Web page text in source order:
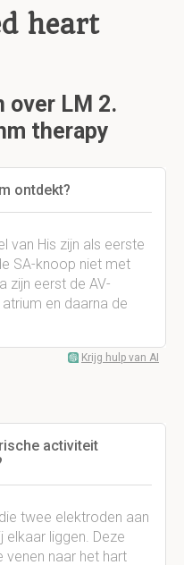
heart
over LM 2.
therapy
ontdekt?
van His zijn als eerste
SA-knoop niet met
zijn eerst de AV-
en daarna de
Krijg hulp van AI
activiteit
twee elektroden aan
elkaar liggen. Deze
naar het hart